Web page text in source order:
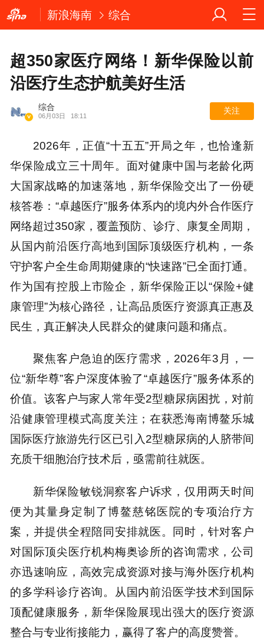
新浪海南 综合
超350家医疗网络！新华保险以前
沿医疗生态护航美好生活
综合
06月03日 18:11
关注
2026年，正值“十五五”开局之年，也恰逢新
华保险成立三十周年。面对健康中国与老龄化两
大国家战略的加速落地，新华保险交出了一份硬
核答卷：“卓越医疗”服务体系内的境内外合作医疗
网络超过350家，覆盖预防、诊疗、康复全周期，
从国内前沿医疗高地到国际顶级医疗机构，一条
守护客户全生命周期健康的“快速路”已全面打通。
作为国有控股上市险企，新华保险正以“保险+健
康管理”为核心路径，让高品质医疗资源真正惠及
民生，真正解决人民群众的健康问题和痛点。
聚焦客户急迫的医疗需求，2026年3月，一
位“新华尊”客户深度体验了“卓越医疗”服务体系的
价值。该客户与家人常年受2型糖尿病困扰，对前
沿健康管理模式高度关注；在获悉海南博鳌乐城
国际医疗旅游先行区已引入2型糖尿病的人脐带间
充质干细胞治疗技术后，亟需前往就医。
新华保险敏锐洞察客户诉求，仅用两天时间
便为其量身定制了博鳌慈铭医院的专项治疗方
案，并提供全程陪同安排就医。同时，针对客户
对国际顶尖医疗机构梅奥诊所的咨询需求，公司
亦迅速响应，高效完成资源对接与海外医疗机构
的多学科诊疗咨询。从国内前沿医学技术到国际
顶配健康服务，新华保险展现出强大的医疗资源
整合与专业衔接能力，赢得了客户的高度赞誉。